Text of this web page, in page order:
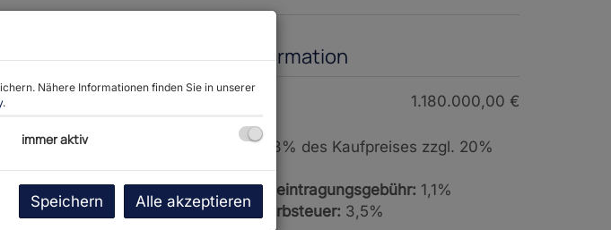
Preisinformation
1.180.000,00 €
Provision:
3% des Kaufpreises zzgl. 20%
USt.
Grundbucheintragungsgebühr: 1,1%
Grunderwerbsteuer: 3,5%
Nähere Informationen finden Sie in unserer
.
immer aktiv
Speichern Alle akzeptieren